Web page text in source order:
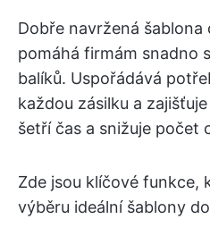
Dobře navržená
pomáhá firmám snadno
balíků. Uspořádává
každou zásilku a
šetří čas a snižuje počet
Zde jsou klíčové funkce,
výběru ideální šablony